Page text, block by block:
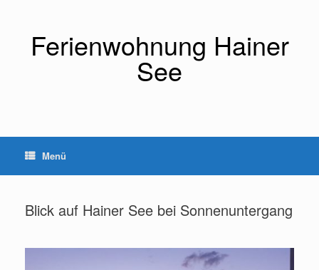
Ferienwohnung Hainer
See
Menü
Blick auf Hainer See bei Sonnenuntergang